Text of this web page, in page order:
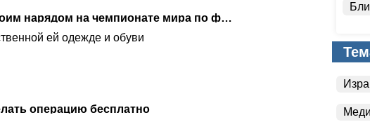
Мелания Трамп удивила мир своим нарядом на чемпионате мира по футболу
ей одежде и обуви
операцию бесплатно